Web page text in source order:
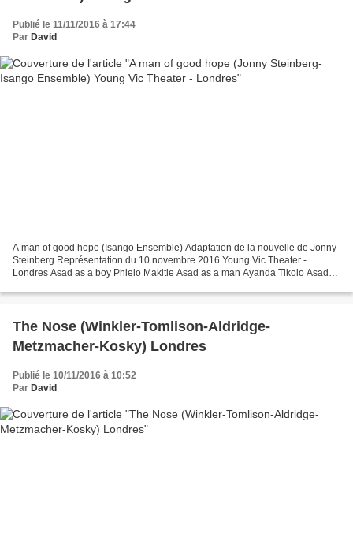
Publié le 11/11/2016 à 17:44
Par David
A man of good hope (Isango Ensemble) Adaptation de la nouvelle de Jonny
Steinberg Représentation du 10 novembre 2016 Young Vic Theater -
Londres Asad as a boy Phielo Makitle Asad as a man Ayanda Tikolo Asad
The Nose (Winkler-Tomlison-Aldridge-
Metzmacher-Kosky) Londres
Publié le 10/11/2016 à 10:52
Par David